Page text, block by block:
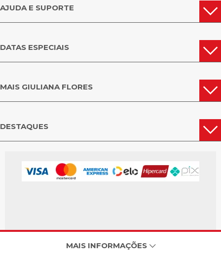
AJUDA E SUPORTE
DATAS ESPECIAIS
MAIS GIULIANA FLORES
DESTAQUES
MAIS INFORMAÇÕES